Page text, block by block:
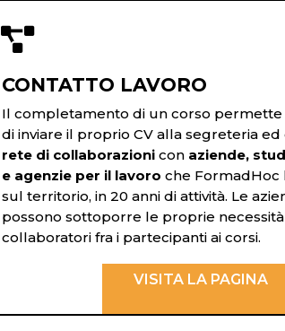

CONTATTO LAVORO
Il completamento di un corso
di inviare il proprio CV alla segreteria
rete di collaborazioni con aziende,
e agenzie per il lavoro che FormadHoc
sul territorio, in 20 anni di attività. Le
possono sottoporre le proprie
collaboratori fra i partecipanti ai corsi.
VISITA LA PAGINA